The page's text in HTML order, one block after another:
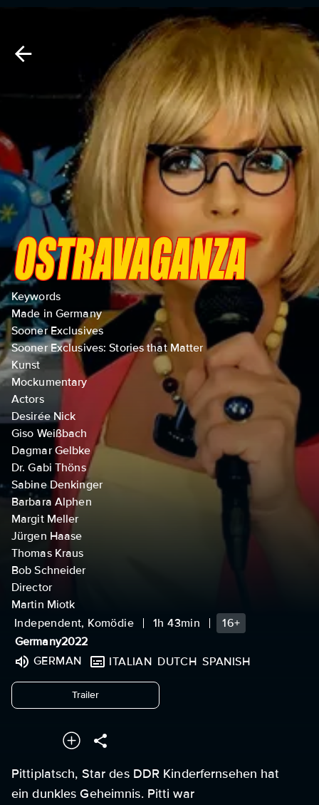
Keywords
Made in Germany
Sooner Exclusives
Sooner Exclusives: Stories that Matter
Kunst
Mockumentary
Actors
Desirée Nick
Giso Weißbach
Dagmar Gelbke
Dr. Gabi Thöns
Sabine Denkinger
Barbara Alphen
Margit Meller
Jürgen Haase
Thomas Kraus
Bob Schneider
Director
Martin Miotk
Independent, Komödie
1h 43min
16+
Germany2022
GERMAN
ITALIAN DUTCH SPANISH
Trailerundefined
Pittiplatsch, Star des DDR Kinderfernsehen hat
ein dunkles Geheimnis. Pitti war